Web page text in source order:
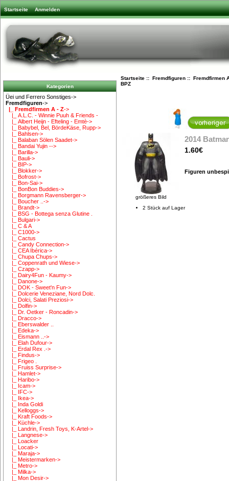
Startseite Anmelden
Kategorien
Üei und Ferrero Sonstiges->
Fremdfiguren->
|_ Fremdfirmen A - Z->
|_ A.L.C. - Winnie Puuh & Friends -
|_ Albert Heijn - Efteling - Emtè->
|_ Babybel, Bel, BördeKäse, Rupp->
|_ Bahlsen->
|_ Balaban Sölen Saadet->
|_ Bandai Yujin -->
|_ Barilla->
|_ Bauli->
|_ BIP->
|_ Blokker->
|_ Bofrost->
|_ Bon-Sai->
|_ BonBon Buddies->
|_ Borgmann Ravensberger->
|_ Boucher ..->
|_ Brandt->
|_ BSG - Bottega senza Glutine .
|_ Bulgari->
|_ C & A
|_ C1000->
|_ Cactus
|_ Candy Connection->
|_ CEA Ibérica->
|_ Chupa Chups->
|_ Coppenrath und Wiese->
|_ Czapp->
|_ Dairy4Fun - Kaumy->
|_ Danone->
|_ DOK - Sweet'n Fun->
|_ Dolcerie Veneziane, Nord Dolc.
|_ Dolci, Salati Preziosi->
|_ Dolfin->
|_ Dr. Oetker - Roncadin->
|_ Dracco->
|_ Eberswalder ..
|_ Edeka->
|_ Eismann ..->
|_ Elah Dufour->
|_ Erdal Rex .->
|_ Findus->
|_ Frigeo .
|_ Fruiss Surprise->
|_ Hamlet->
|_ Haribo->
|_ Icam->
|_ IFC->
|_ Ikea->
|_ Inda Goldi
|_ Kelloggs->
|_ Kraft Foods->
|_ Küchle->
|_ Landrin, Fresh Toys, K-Artel->
|_ Langnese->
|_ Loacker
|_ Locati->
|_ Maraja->
|_ Meistermarken->
|_ Metro->
|_ Milka->
|_ Mon Desir->
Startseite:: Fremdfiguren:: Fremdfirmen
BPZ
größeres Bild
2014
1.60€
Figuren
2 Stück auf Lager